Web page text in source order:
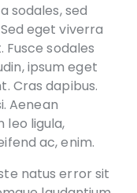
eget viverra
Fusce sodales
ipsum eget
Cras dapibus.
Aenean
leo ligula,
ac, enim.
natus error sit